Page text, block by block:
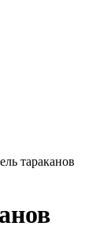
тараканов